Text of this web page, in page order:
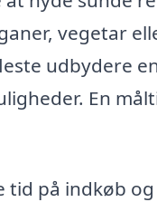
vegetar
udbydere
En
tid på indkøb og